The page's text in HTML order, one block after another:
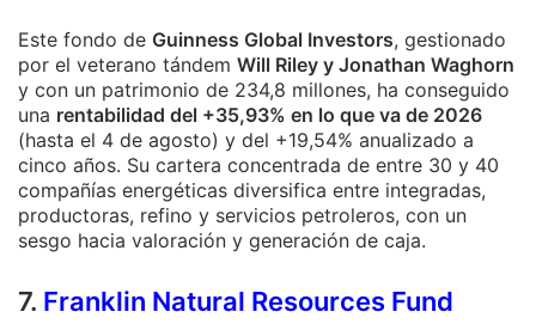
Este fondo de Guinness Global Investors, gestionado
por el veterano tándem Will Riley y Jonathan Waghorn
y con un patrimonio de 234,8 millones, ha conseguido
una rentabilidad del +35,93% en lo que va de 2026
(hasta el 4 de agosto) y del +19,54% anualizado a
cinco años. Su cartera concentrada de entre 30 y 40
compañías energéticas diversifica entre integradas,
productoras, refino y servicios petroleros, con un
sesgo hacia valoración y generación de caja.
7. Franklin Natural Resources Fund